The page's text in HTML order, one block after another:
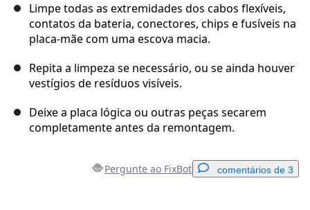
Limpe todas as extremidades dos cabos flexíveis,
contatos da bateria, conectores, chips e fusíveis na
placa-mãe com uma escova macia.
Repita a limpeza se necessário, ou se ainda houver
vestígios de resíduos visíveis.
Deixe a placa lógica ou outras peças secarem
completamente antes da remontagem.
Pergunte ao FixBot comentários de 3